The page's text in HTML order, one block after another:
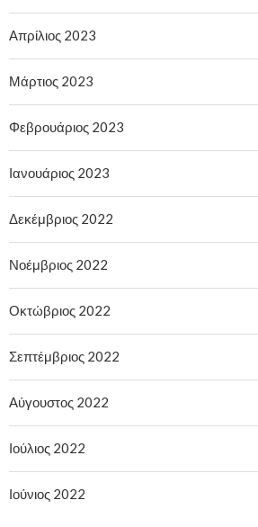
Απρίλιος 2023
Μάρτιος 2023
Φεβρουάριος 2023
Ιανουάριος 2023
Δεκέμβριος 2022
Νοέμβριος 2022
Οκτώβριος 2022
Σεπτέμβριος 2022
Αύγουστος 2022
Ιούλιος 2022
Ιούνιος 2022